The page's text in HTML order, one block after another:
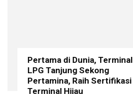
Pertama di Dunia, Terminal
LPG Tanjung Sekong
Pertamina, Raih Sertifikasi
Terminal Hijau